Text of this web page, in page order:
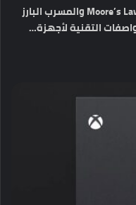
بناءً على تقارير من مصادر مثل Moore’s Law is Dead والمسرب البارز